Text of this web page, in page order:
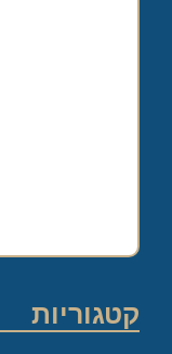
קטגוריות